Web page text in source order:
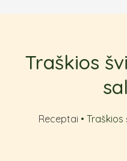
Traškios
Receptai • Traškios